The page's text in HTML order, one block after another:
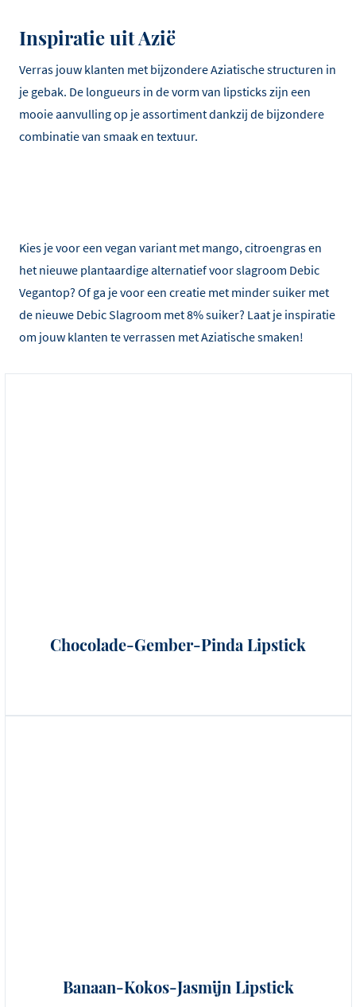
Inspiratie uit Azië
Verras jouw klanten met bijzondere Aziatische structuren in
je gebak. De longueurs in de vorm van lipsticks zijn een
mooie aanvulling op je assortiment dankzij de bijzondere
combinatie van smaak en textuur.
Kies je voor een vegan variant met mango, citroengras en
het nieuwe plantaardige alternatief voor slagroom Debic
Vegantop? Of ga je voor een creatie met minder suiker met
de nieuwe Debic Slagroom met 8% suiker? Laat je inspiratie
om jouw klanten te verrassen met Aziatische smaken!
Chocolade-Gember-Pinda Lipstick
Banaan-Kokos-Jasmijn Lipstick